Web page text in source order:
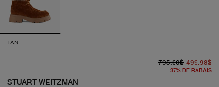
TAN
STUART WEITZMAN
795.00$ 499.98$
37% DE RABAIS